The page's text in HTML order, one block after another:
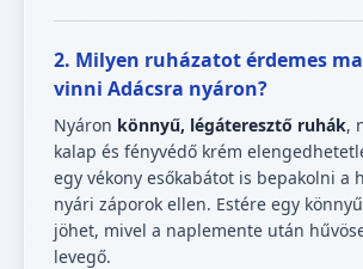
2. Milyen ruházatot érdemes
vinni Adácsra nyáron?
Nyáron könnyű, légáteresztő ruhák,
kalap és fényvédő krém
egy vékony esőkabátot is bepakolni a
nyári záporok ellen. Estére egy
jöhet, mivel a naplemente után
levegő.